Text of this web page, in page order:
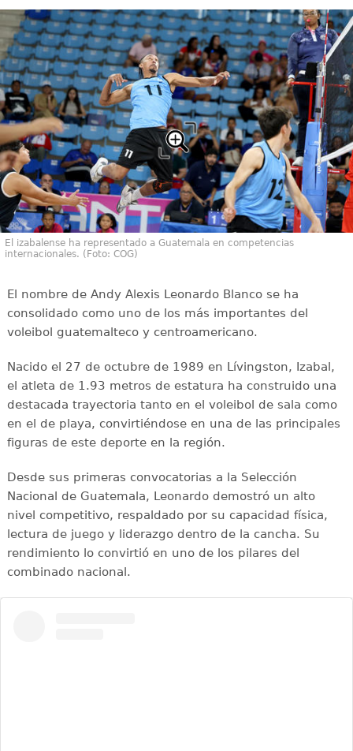
El izabalense ha representado a Guatemala en competencias
internacionales. (Foto: COG)
El nombre de Andy Alexis Leonardo Blanco se ha
consolidado como uno de los más importantes del
voleibol guatemalteco y centroamericano.
Nacido el 27 de octubre de 1989 en Lívingston, Izabal,
el atleta de 1.93 metros de estatura ha construido una
destacada trayectoria tanto en el voleibol de sala como
en el de playa, convirtiéndose en una de las principales
figuras de este deporte en la región.
Desde sus primeras convocatorias a la Selección
Nacional de Guatemala, Leonardo demostró un alto
nivel competitivo, respaldado por su capacidad física,
lectura de juego y liderazgo dentro de la cancha. Su
rendimiento lo convirtió en uno de los pilares del
combinado nacional.